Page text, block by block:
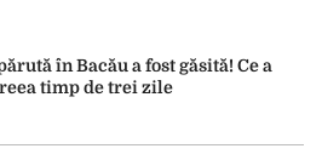
în Bacău a fost găsită! Ce a
timp de trei zile